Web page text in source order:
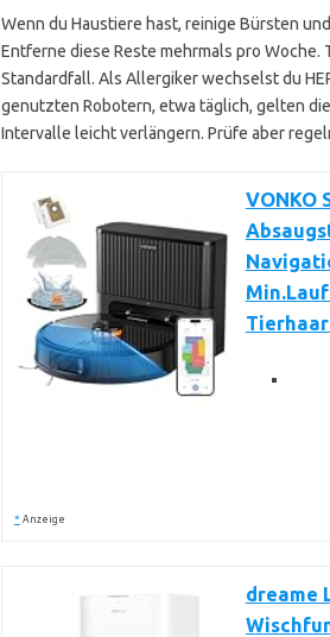
Wenn du Haustiere hast, reinige Bürsten
Entferne diese Reste mehrmals pro
Standardfall. Als Allergiker wechselst du
genutzten Robotern, etwa täglich, gelten
Intervalle leicht verlängern. Prüfe aber
VONKO
* Anzeige
dreame